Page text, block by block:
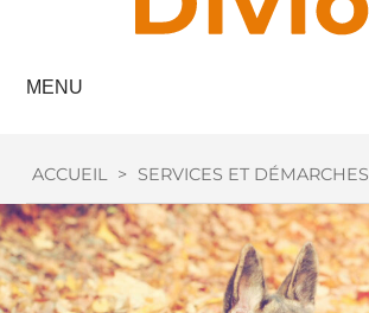
MENU
ACCUEIL > SERVICES ET DÉMARCHES